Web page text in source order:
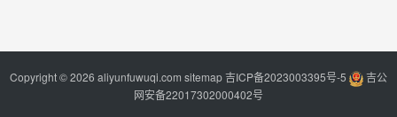
Copyright © 2026 aliyunfuwuqi.com sitemap吉ICP备2023003395号-5
吉公
网安备22017302000402号